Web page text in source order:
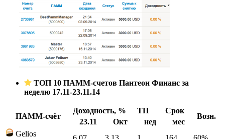
ТОП 10 ПАММ-счетов Пантеон Финанс за
неделю 17.11-23.11.14
ПАММ-счёт
Доходность, % ТП Срок
Возн.
23.11 Окт нед
мес
Gelios